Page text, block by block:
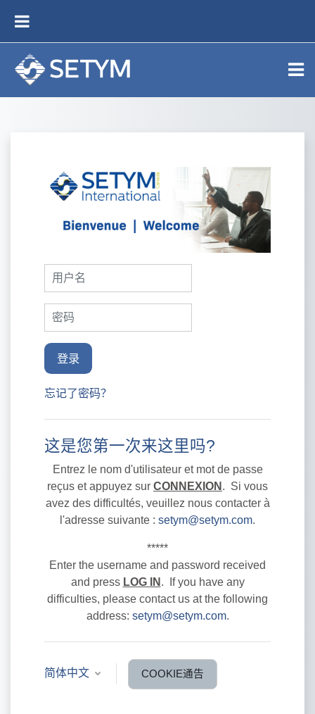
登录Elearning
用户名
密码
登录
忘记了密码？
这是您第一次来这里吗?
Entrez le nom d'utilisateur et mot de passe
reçus et appuyez sur CONNEXION . Si vous
avez des difficultés, veuillez nous contacter à
l'adresse suivante : setym@setym.com.
*****
Enter the username and password received
and press LOG IN . If you have any
difficulties, please contact us at the following
address: setym@setym.com.
简体中文 COOKIE通告